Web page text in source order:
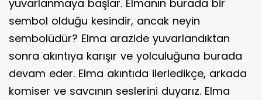
yuvarlanmaya başlar. Elmanın burada bir
sembol olduğu kesindir, ancak neyin
sembolüdür? Elma arazide yuvarlandıktan
sonra akıntıya karışır ve yolculuğuna burada
devam eder. Elma akıntıda ilerledikçe, arkada
komiser ve savcının seslerini duyarız. Elma